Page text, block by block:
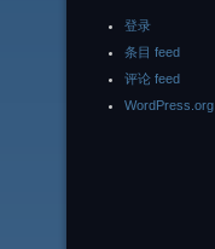
登录
条目 feed
评论 feed
WordPress.org